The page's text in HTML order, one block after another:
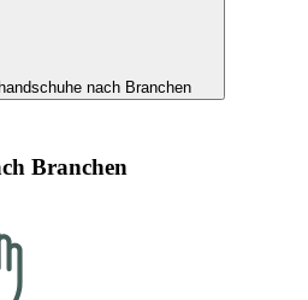
nach Branchen
Branchen